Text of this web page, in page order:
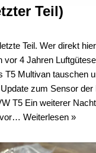
Teil)
Teil. Wer direkt
vor 4 Jahren
T5 Multivan tauschen
zum Sensor der
T5 Ein weiterer
vor… Weiterlesen »